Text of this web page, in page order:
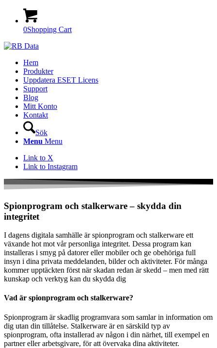
0Shopping Cart
Hem
Produkter
Uppdatera ESET Licens
Support
Blog
Mitt Konto
Kontakt
Sök
Menu Menu
Link to X
Link to Instagram
Spionprogram och stalkerware – skydda din
integritet
I dagens digitala samhälle är spionprogram och stalkerware ett
växande hot mot vår personliga integritet. Dessa program kan
installeras i smyg på datorer eller mobiler och ge obehöriga full
insyn i dina privata meddelanden, bilder och aktiviteter. För många
kommer upptäckten först när skadan redan är skedd – men med rätt
kunskap och verktyg kan du skydda dig
Vad är spionprogram och stalkerware?
Spionprogram är skadlig programvara som samlar in information om
dig utan din tillåtelse. Stalkerware är en särskild typ av
spionprogram, ofta installerad av någon i din närhet, till exempel en
partner eller arbetsgivare, för att övervaka dina aktiviteter.